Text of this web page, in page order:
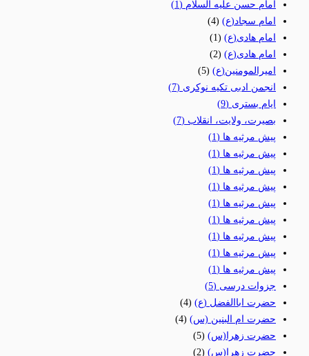
امام حسن علیه السلام (1)
امام سجاد(ع) (4)
امام هادی(ع) (1)
امام هادی(ع) (2)
امیرالمومنین(ع) (5)
انجمن ادبی تکیه نوکری (7)
ایام بستری (9)
بصیرت، ولایت، انقلاب (7)
پیش مرثیه ها (1)
پیش مرثیه ها (1)
پیش مرثیه ها (1)
پیش مرثیه ها (1)
پیش مرثیه ها (1)
پیش مرثیه ها (1)
پیش مرثیه ها (1)
پیش مرثیه ها (1)
پیش مرثیه ها (1)
جزوات درسی (5)
حضرت اباالفضل (ع) (4)
حضرت ام البنین (س) (4)
حضرت زهرا(س) (5)
حضرت زهرا(س) (2)